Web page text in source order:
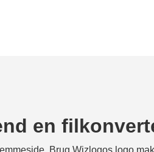
en
Brug Wizlogos logo